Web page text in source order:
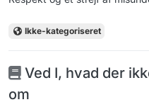
Ikke-kategoriseret
Ved I, hvad der
om